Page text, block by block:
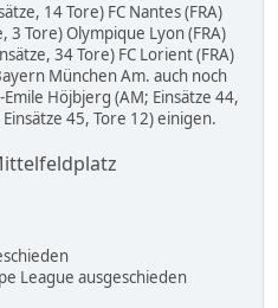
14 Tore) FC Nantes (FRA)
3 Tore) Olympique Lyon (FRA)
34 Tore) FC Lorient (FRA)
München Am. auch noch
Höjbjerg (AM; Einsätze 44,
45, Tore 12) einigen.
League ausgeschieden